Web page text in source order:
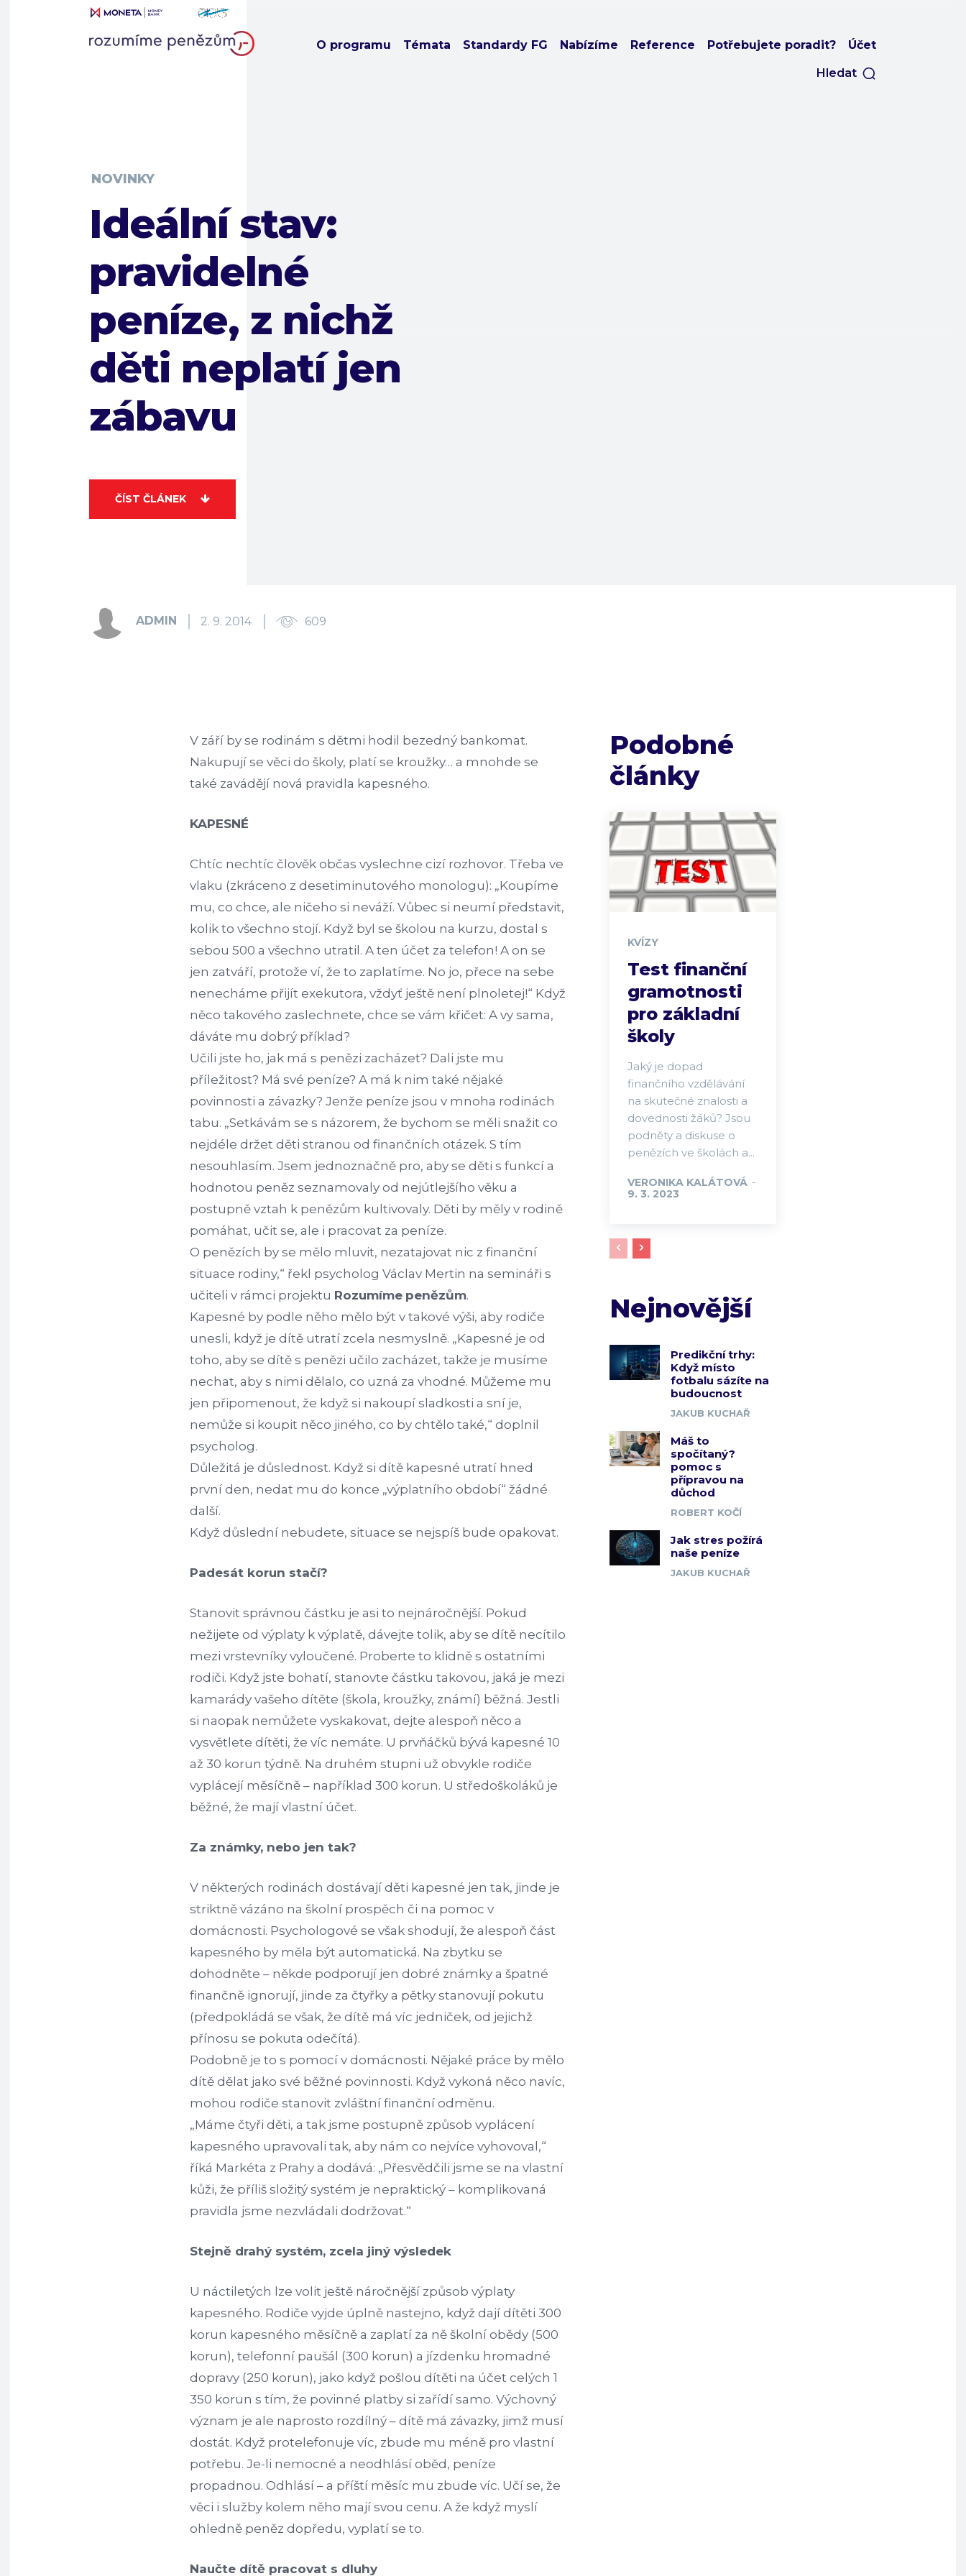
O programu Témata Standardy FG Nabízíme Reference Potřebujete poradit? Účet
Hledat
NOVINKY
Ideální stav:
pravidelné
peníze, z nichž
děti neplatí jen
zábavu
ČÍST ČLÁNEK
ADMIN 2. 9. 2014 609
V září by se rodinám s dětmi hodil bezedný bankomat.
Nakupují se věci do školy, platí se kroužky… a mnohde se
také zavádějí nová pravidla kapesného.
KAPESNÉ
Chtíc nechtíc člověk občas vyslechne cizí rozhovor. Třeba ve
vlaku (zkráceno z desetiminutového monologu): „Koupíme
mu, co chce, ale ničeho si neváží. Vůbec si neumí představit,
kolik to všechno stojí. Když byl se školou na kurzu, dostal s
sebou 500 a všechno utratil. A ten účet za telefon! A on se
jen zatváří, protože ví, že to zaplatíme. No jo, přece na sebe
nenecháme přijít exekutora, vždyť ještě není plnoletej!“ Když
něco takového zaslechnete, chce se vám křičet: A vy sama,
dáváte mu dobrý příklad?
Učili jste ho, jak má s penězi zacházet? Dali jste mu
příležitost? Má své peníze? A má k nim také nějaké
povinnosti a závazky? Jenže peníze jsou v mnoha rodinách
tabu. „Setkávám se s názorem, že bychom se měli snažit co
nejdéle držet děti stranou od finančních otázek. S tím
nesouhlasím. Jsem jednoznačně pro, aby se děti s funkcí a
hodnotou peněz seznamovaly od nejútlejšího věku a
postupně vztah k penězům kultivovaly. Děti by měly v rodině
pomáhat, učit se, ale i pracovat za peníze.
O penězích by se mělo mluvit, nezatajovat nic z finanční
situace rodiny,“ řekl psycholog Václav Mertin na semináři s
učiteli v rámci projektu Rozumíme penězům.
Kapesné by podle něho mělo být v takové výši, aby rodiče
unesli, když je dítě utratí zcela nesmyslně. „Kapesné je od
toho, aby se dítě s penězi učilo zacházet, takže je musíme
nechat, aby s nimi dělalo, co uzná za vhodné. Můžeme mu
jen připomenout, že když si nakoupí sladkosti a sní je,
nemůže si koupit něco jiného, co by chtělo také,“ doplnil
psycholog.
Důležitá je důslednost. Když si dítě kapesné utratí hned
první den, nedat mu do konce „výplatního období“ žádné
další.
Když důslední nebudete, situace se nejspíš bude opakovat.
Padesát korun stačí?
Stanovit správnou částku je asi to nejnáročnější. Pokud
nežijete od výplaty k výplatě, dávejte tolik, aby se dítě necítilo
mezi vrstevníky vyloučené. Proberte to klidně s ostatními
rodiči. Když jste bohatí, stanovte částku takovou, jaká je mezi
kamarády vašeho dítěte (škola, kroužky, známí) běžná. Jestli
si naopak nemůžete vyskakovat, dejte alespoň něco a
vysvětlete dítěti, že víc nemáte. U prvňáčků bývá kapesné 10
až 30 korun týdně. Na druhém stupni už obvykle rodiče
vyplácejí měsíčně – například 300 korun. U středoškoláků je
běžné, že mají vlastní účet.
Za známky, nebo jen tak?
V některých rodinách dostávají děti kapesné jen tak, jinde je
striktně vázáno na školní prospěch či na pomoc v
domácnosti. Psychologové se však shodují, že alespoň část
kapesného by měla být automatická. Na zbytku se
dohodněte – někde podporují jen dobré známky a špatné
finančně ignorují, jinde za čtyřky a pětky stanovují pokutu
(předpokládá se však, že dítě má víc jedniček, od jejichž
přínosu se pokuta odečítá).
Podobně je to s pomocí v domácnosti. Nějaké práce by mělo
dítě dělat jako své běžné povinnosti. Když vykoná něco navíc,
mohou rodiče stanovit zvláštní finanční odměnu.
„Máme čtyři děti, a tak jsme postupně způsob vyplácení
kapesného upravovali tak, aby nám co nejvíce vyhovoval,“
říká Markéta z Prahy a dodává: „Přesvědčili jsme se na vlastní
kůži, že příliš složitý systém je nepraktický – komplikovaná
pravidla jsme nezvládali dodržovat.“
Stejně drahý systém, zcela jiný výsledek
U náctiletých lze volit ještě náročnější způsob výplaty
kapesného. Rodiče vyjde úplně nastejno, když dají dítěti 300
korun kapesného měsíčně a zaplatí za ně školní obědy (500
korun), telefonní paušál (300 korun) a jízdenku hromadné
dopravy (250 korun), jako když pošlou dítěti na účet celých 1
350 korun s tím, že povinné platby si zařídí samo. Výchovný
význam je ale naprosto rozdílný – dítě má závazky, jimž musí
dostát. Když protelefonuje víc, zbude mu méně pro vlastní
potřebu. Je-li nemocné a neodhlásí oběd, peníze
propadnou. Odhlásí – a příští měsíc mu zbude víc. Učí se, že
věci i služby kolem něho mají svou cenu. A že když myslí
ohledně peněz dopředu, vyplatí se to.
Naučte dítě pracovat s dluhy
Podobné
články
KVÍZY
Test finanční
gramotnosti
pro základní
školy
Jaký je dopad
finančního vzdělávání
na skutečné znalosti a
dovednosti žáků? Jsou
podněty a diskuse o
penězích ve školách a...
VERONIKA KALÁTOVÁ -
9. 3. 2023
Nejnovější
Predikční trhy:
Když místo
fotbalu sázíte na
budoucnost
JAKUB KUCHAŘ
Máš to
spočítaný?
pomoc s
přípravou na
důchod
ROBERT KOČÍ
Jak stres požírá
naše peníze
JAKUB KUCHAŘ